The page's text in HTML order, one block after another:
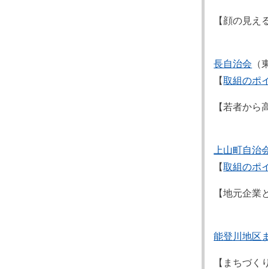
【顔の見え
長自治会 （
【取組のポ
【若者か
上山町自治
【取組のポ
【地元企
能登川地区
【まちづ